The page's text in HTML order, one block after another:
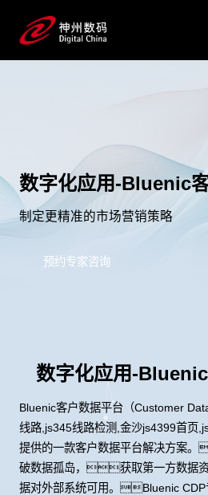
数字化应用-Bluenic
制定更精准的市场营销策略
预约专家咨询
数字化应用-
Bluenic客户数据平台（Customer
线路,js345线路检测,金沙js4399首页
提供的一款客户数据平台解决方案
破数据孤岛，获取第一方数
据对外部系统可用。Bluenic CDP